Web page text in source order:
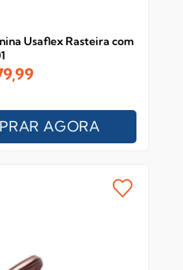
Usaflex Rasteira com
AGORA